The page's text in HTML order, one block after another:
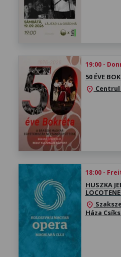
19:00 -
50 ÉVE
location_on
18:00 -
HUSZKA
location_on
Háza